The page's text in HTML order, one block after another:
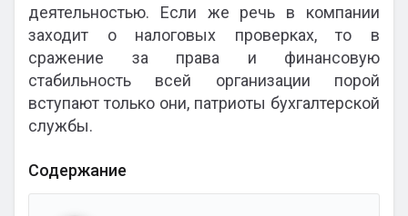
деятельностью. Если же речь в компании
заходит о налоговых проверках, то в
сражение за права и финансовую
стабильность всей организации порой
вступают только они, патриоты бухгалтерской
службы.
Содержание